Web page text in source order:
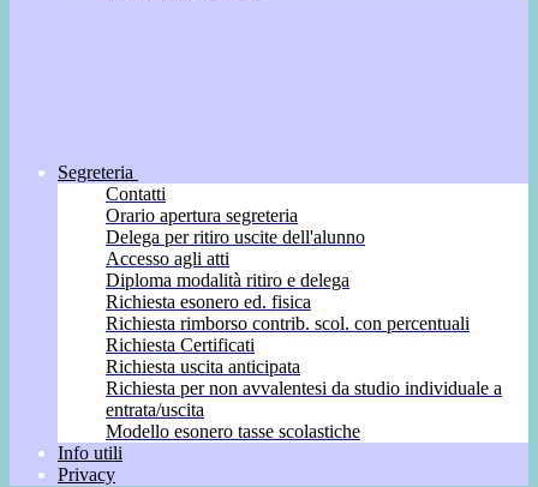
Segreteria
Contatti
Orario apertura segreteria
Delega per ritiro uscite dell'alunno
Accesso agli atti
Diploma modalità ritiro e delega
Richiesta esonero ed. fisica
Richiesta rimborso contrib. scol. con percentuali
Richiesta Certificati
Richiesta uscita anticipata
Richiesta per non avvalentesi da studio individuale a
entrata/uscita
Modello esonero tasse scolastiche
Info utili
Privacy